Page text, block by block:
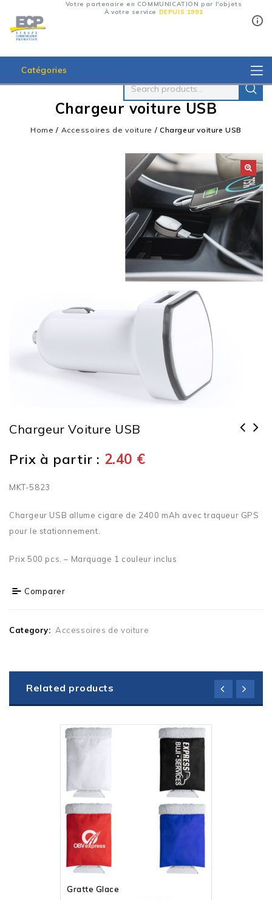
Votre partenaire en COMMUNICATION par l'objets
À votre service DEPUIS 1992
Catégories
Chargeur voiture USB
Home / Accessoires de voiture / Chargeur voiture USB
Chargeur Voiture USB
Prix à partir : 2.40 €
MKT-5823
Chargeur USB allume cigare de 2400 mAh avec traqueur GPS
pour le stationnement.
Prix 500 pcs. – Marquage 1 couleur inclus
Comparer
Category: Accessoires de voiture
Related products
Gratte Glace